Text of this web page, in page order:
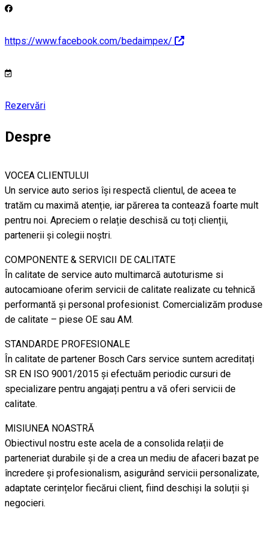
https://www.facebook.com/bedaimpex/
Rezervări
Despre
VOCEA CLIENTULUI
Un service auto serios își respectă clientul, de aceea te
tratăm cu maximă atenție, iar părerea ta contează foarte mult
pentru noi. Apreciem o relație deschisă cu toți clienții,
partenerii și colegii noștri.
COMPONENTE & SERVICII DE CALITATE
În calitate de service auto multimarcă autoturisme si
autocamioane oferim servicii de calitate realizate cu tehnică
performantă și personal profesionist. Comercializăm produse
de calitate – piese OE sau AM.
STANDARDE PROFESIONALE
În calitate de partener Bosch Cars service suntem acreditați
SR EN ISO 9001/2015 și efectuăm periodic cursuri de
specializare pentru angajați pentru a vă oferi servicii de
calitate.
MISIUNEA NOASTRĂ
Obiectivul nostru este acela de a consolida relații de
parteneriat durabile și de a crea un mediu de afaceri bazat pe
încredere și profesionalism, asigurând servicii personalizate,
adaptate cerințelor fiecărui client, fiind deschiși la soluții și
negocieri.